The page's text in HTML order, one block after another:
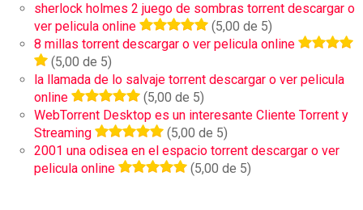
sherlock holmes 2 juego de sombras torrent descargar o
ver pelicula online
(5,00 de 5)
8 millas torrent descargar o ver pelicula online
(5,00 de 5)
la llamada de lo salvaje torrent descargar o ver pelicula
online
(5,00 de 5)
WebTorrent Desktop es un interesante Cliente Torrent y
Streaming
(5,00 de 5)
2001 una odisea en el espacio torrent descargar o ver
pelicula online
(5,00 de 5)